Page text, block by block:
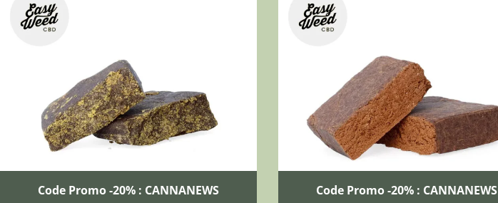
Code Promo -20% : CANNANEWS Code Promo -20% : CANNANEWS